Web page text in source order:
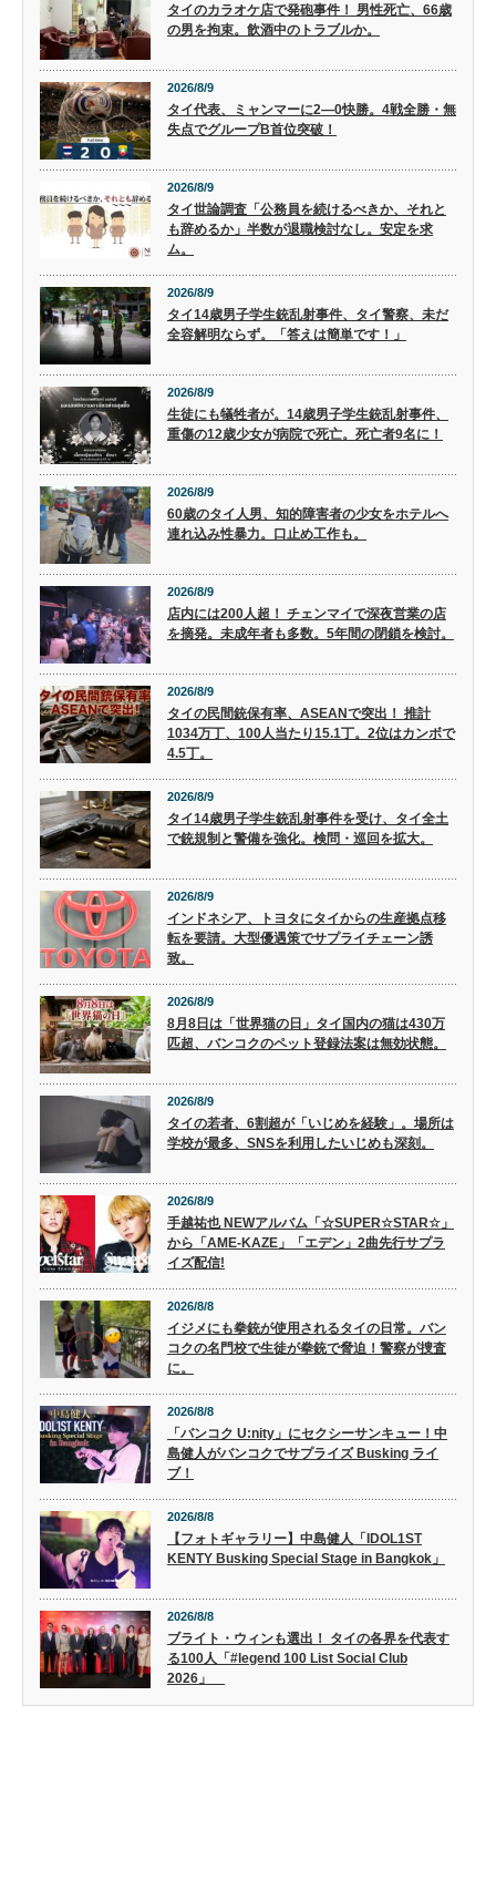
タイのカラオケ店で発砲事件！ 男性死亡、66歳
の男を拘束。飲酒中のトラブルか。
2026/8/9
タイ代表、ミャンマーに2―0快勝。4戦全勝・無
失点でグループB首位突破！
2026/8/9
タイ世論調査「公務員を続けるべきか、それと
も辞めるか」半数が退職検討なし。安定を求
ム。
2026/8/9
タイ14歳男子学生銃乱射事件、タイ警察、未だ
全容解明ならず。「答えは簡単です！」
2026/8/9
生徒にも犠牲者が。14歳男子学生銃乱射事件、
重傷の12歳少女が病院で死亡。死亡者9名に！
2026/8/9
60歳のタイ人男、知的障害者の少女をホテルへ
連れ込み性暴力。口止め工作も。
2026/8/9
店内には200人超！ チェンマイで深夜営業の店
を摘発。未成年者も多数。5年間の閉鎖を検討。
2026/8/9
タイの民間銃保有率、ASEANで突出！ 推計
1034万丁、100人当たり15.1丁。2位はカンボで
4.5丁。
2026/8/9
タイ14歳男子学生銃乱射事件を受け、タイ全土
で銃規制と警備を強化。検問・巡回を拡大。
2026/8/9
インドネシア、トヨタにタイからの生産拠点移
転を要請。大型優遇策でサプライチェーン誘
致。
2026/8/9
8月8日は「世界猫の日」タイ国内の猫は430万
匹超、バンコクのペット登録法案は無効状態。
2026/8/9
タイの若者、6割超が「いじめを経験」。場所は
学校が最多、SNSを利用したいじめも深刻。
2026/8/9
手越祐也 NEWアルバム「☆SUPER☆STAR☆」
から「AME-KAZE」「エデン」2曲先行サプラ
イズ配信!
2026/8/8
イジメにも拳銃が使用されるタイの日常。バン
コクの名門校で生徒が拳銃で脅迫！警察が捜査
に。
2026/8/8
「バンコク U:nity」にセクシーサンキュー！中
島健人がバンコクでサプライズ Busking ライ
ブ！
2026/8/8
【フォトギャラリー】中島健人「IDOL1ST
KENTY Busking Special Stage in Bangkok」
2026/8/8
ブライト・ウィンも選出！ タイの各界を代表す
る100人「#legend 100 List Social Club
2026」